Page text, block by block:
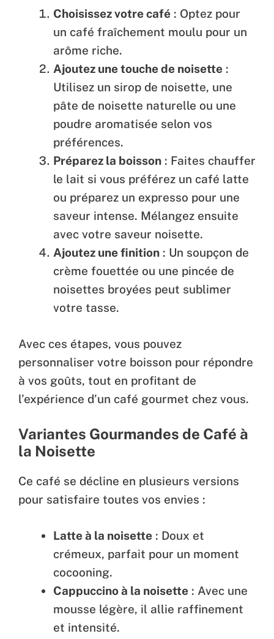
Choisissez votre café : Optez pour
un café fraîchement moulu pour un
arôme riche.
Ajoutez une touche de noisette :
Utilisez un sirop de noisette, une
pâte de noisette naturelle ou une
poudre aromatisée selon vos
préférences.
Préparez la boisson : Faites chauffer
le lait si vous préférez un café latte
ou préparez un expresso pour une
saveur intense. Mélangez ensuite
avec votre saveur noisette.
Ajoutez une finition : Un soupçon de
crème fouettée ou une pincée de
noisettes broyées peut sublimer
votre tasse.
Avec ces étapes, vous pouvez
personnaliser votre boisson pour répondre
à vos goûts, tout en profitant de
l’expérience d’un café gourmet chez vous.
Variantes Gourmandes de Café à
la Noisette
Ce café se décline en plusieurs versions
pour satisfaire toutes vos envies :
Latte à la noisette : Doux et
crémeux, parfait pour un moment
cocooning.
Cappuccino à la noisette : Avec une
mousse légère, il allie raffinement
et intensité.